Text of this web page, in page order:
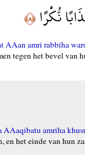
نُّكْرًا﴿٨﴾
amri rabbiha
tegen het bevel van
AAaqibatu amriha
het einde van hun